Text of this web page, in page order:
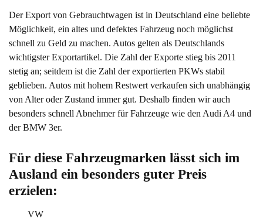
Der Export von Gebrauchtwagen ist in Deutschland eine beliebte
Möglichkeit, ein altes und defektes Fahrzeug noch möglichst
schnell zu Geld zu machen. Autos gelten als Deutschlands
wichtigster Exportartikel. Die Zahl der Exporte stieg bis 2011
stetig an; seitdem ist die Zahl der exportierten PKWs stabil
geblieben. Autos mit hohem Restwert verkaufen sich unabhängig
von Alter oder Zustand immer gut. Deshalb finden wir auch
besonders schnell Abnehmer für Fahrzeuge wie den Audi A4 und
der BMW 3er.
Für diese Fahrzeugmarken lässt sich im
Ausland ein besonders guter Preis
erzielen:
VW